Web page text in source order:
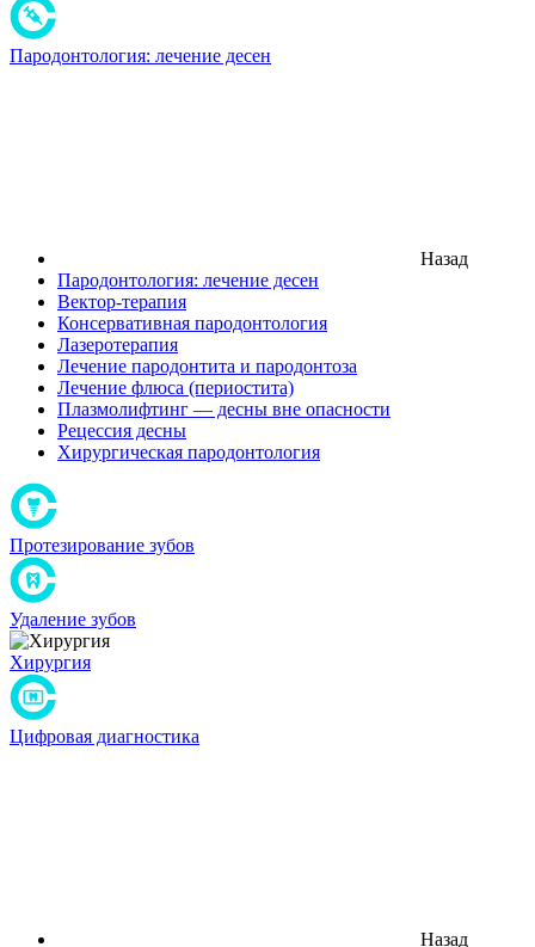
Пародонтология: лечение десен
Назад
Пародонтология: лечение десен
Вектор-терапия
Консервативная пародонтология
Лазеротерапия
Лечение пародонтита и пародонтоза
Лечение флюса (периостита)
Плазмолифтинг — десны вне опасности
Рецессия десны
Хирургическая пародонтология
Протезирование зубов
Удаление зубов
Хирургия
Цифровая диагностика
Назад